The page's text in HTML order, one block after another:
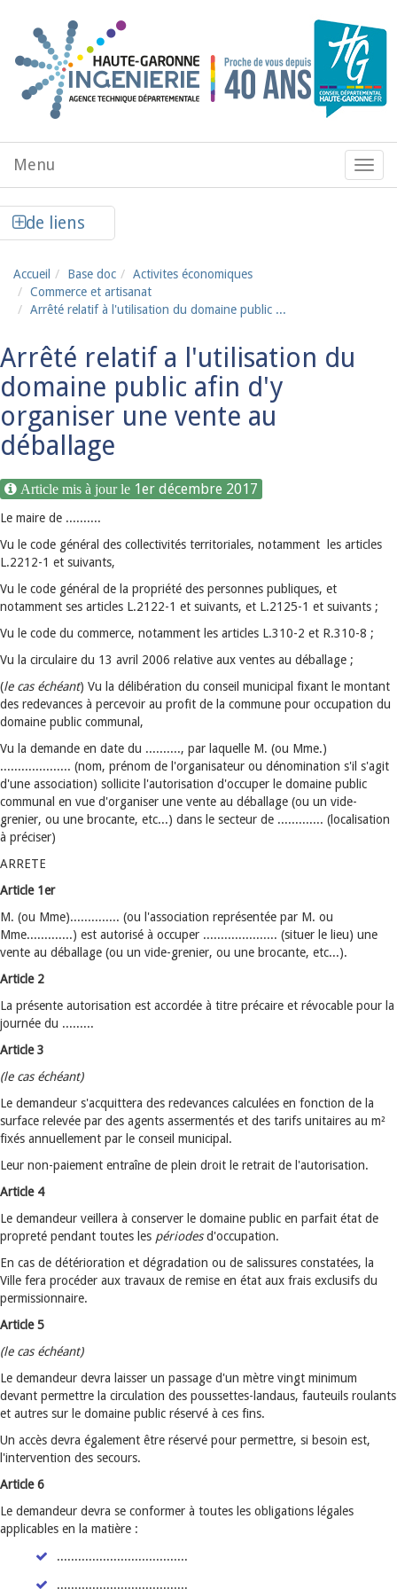
Menu
de
Menu
de liens
Accueil Base doc
Activites économiques
Commerce et artisanat
Arrêté relatif à l'utilisation du domaine public ...
Arrêté relatif a l'utilisation du
domaine public afin d'y
organiser une vente au
déballage
1er décembre 2017
Le maire de ..........
Vu le code général des collectivités territoriales, notamment les articles
L.2212-1 et suivants,
Vu le code général de la propriété des personnes publiques, et
notamment ses articles L.2122-1 et suivants, et L.2125-1 et suivants ;
Vu le code du commerce, notamment les articles L.310-2 et R.310-8 ;
Vu la circulaire du 13 avril 2006 relative aux ventes au déballage ;
(le cas échéant) Vu la délibération du conseil municipal fixant le montant
des redevances à percevoir au profit de la commune pour occupation du
domaine public communal,
Vu la demande en date du .........., par laquelle M. (ou Mme.)
.................... (nom, prénom de l'organisateur ou dénomination s'il s'agit
d'une association) sollicite l'autorisation d'occuper le domaine public
communal en vue d'organiser une vente au déballage (ou un vide-
grenier, ou une brocante, etc...) dans le secteur de ............. (localisation
à préciser)
ARRETE
Article 1er
M. (ou Mme).............. (ou l'association représentée par M. ou
Mme.............) est autorisé à occuper ..................... (situer le lieu) une
vente au déballage (ou un vide-grenier, ou une brocante, etc...).
Article 2
La présente autorisation est accordée à titre précaire et révocable pour la
journée du .........
Article 3
(le cas échéant)
Le demandeur s'acquittera des redevances calculées en fonction de la
surface relevée par des agents assermentés et des tarifs unitaires au m²
fixés annuellement par le conseil municipal.
Leur non-paiement entraîne de plein droit le retrait de l'autorisation.
Article 4
Le demandeur veillera à conserver le domaine public en parfait état de
propreté pendant toutes les périodesd'occupation.
En cas de détérioration et dégradation ou de salissures constatées, la
Ville fera procéder aux travaux de remise en état aux frais exclusifs du
permissionnaire.
Article 5
(le cas échéant)
Le demandeur devra laisser un passage d'un mètre vingt minimum
devant permettre la circulation des poussettes-landaus, fauteuils roulants
et autres sur le domaine public réservé à ces fins.
Un accès devra également être réservé pour permettre, si besoin est,
l'intervention des secours.
Article 6
Le demandeur devra se conformer à toutes les obligations légales
applicables en la matière :
.....................................
.....................................